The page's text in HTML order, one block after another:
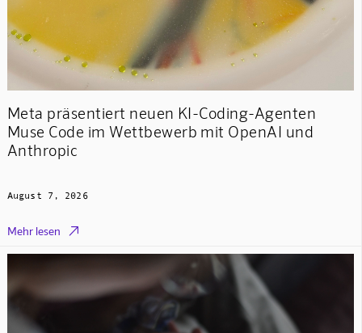
Meta präsentiert neuen KI-Coding-Agenten
Muse Code im Wettbewerb mit OpenAI und
Anthropic
August 7, 2026
Mehr lesen 